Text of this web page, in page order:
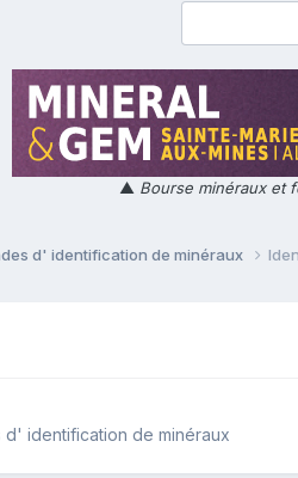
▲ Bourse minéraux et
d' identification de minéraux
d' identification de minéraux